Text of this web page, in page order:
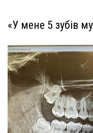
«У мене 5 зубів